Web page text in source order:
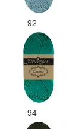
92
94